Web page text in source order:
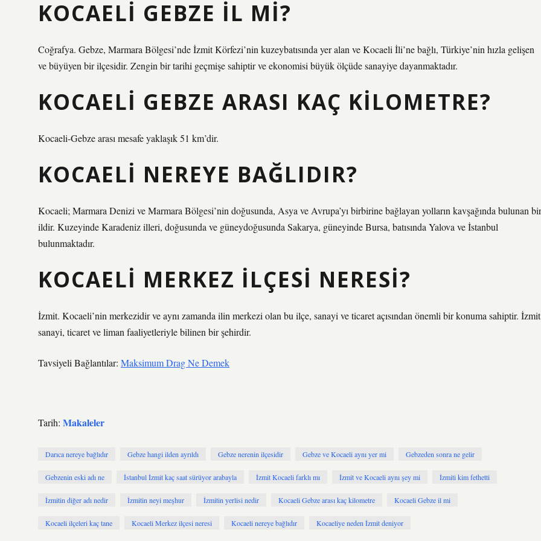
KOCAELI GEBZE IL MI?
Coğrafya. Gebze, Marmara Bölgesi’nde İzmit Körfezi’nin kuzeybatısında yer alan ve Kocaeli İli’ne bağlı, Türkiye’nin hızla gelişen
ve büyüyen bir ilçesidir. Zengin bir tarihi geçmişe sahiptir ve ekonomisi büyük ölçüde sanayiye dayanmaktadır.
KOCAELI GEBZE ARASI KAÇ KILOMETRE?
Kocaeli-Gebze arası mesafe yaklaşık 51 km’dir.
KOCAELI NEREYE BAĞLIDIR?
Kocaeli; Marmara Denizi ve Marmara Bölgesi’nin doğusunda, Asya ve Avrupa’yı birbirine bağlayan yolların kavşağında bulunan bir
ildir. Kuzeyinde Karadeniz illeri, doğusunda ve güneydoğusunda Sakarya, güneyinde Bursa, batısında Yalova ve İstanbul
bulunmaktadır.
KOCAELI MERKEZ ILÇESI NERESI?
İzmit. Kocaeli’nin merkezidir ve aynı zamanda ilin merkezi olan bu ilçe, sanayi ve ticaret açısından önemli bir konuma sahiptir.
sanayi, ticaret ve liman faaliyetleriyle bilinen bir şehirdir.
Tavsiyeli Bağlantılar: Maksimum Drag Ne Demek
Tarih: Makaleler
Darıca nereye bağlıdır Gebze hangi ilden ayrıldı Gebze nerenin ilçesidir Gebze ve Kocaeli aynı yer mi Gebzeden sonra ne gelir
Gebzenin eski adı ne İstanbul İzmit kaç saat sürüyor arabayla İzmit Kocaeli farklı mı İzmit ve Kocaeli aynı şey mi İzmiti kim fethetti
İzmitin diğer adı nedir İzmitin neyi meşhur İzmitin yerlisi nedir Kocaeli Gebze arası kaç kilometre Kocaeli Gebze il mi
Kocaeli ilçeleri kaç tane Kocaeli Merkez ilçesi neresi Kocaeli nereye bağlıdır Kocaeliye neden İzmit deniyor